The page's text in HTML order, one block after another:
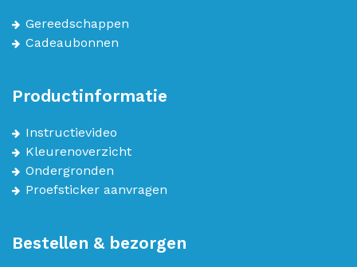
Gereedschappen
Cadeaubonnen
Productinformatie
Instructievideo
Kleurenoverzicht
Ondergronden
Proefsticker aanvragen
Bestellen & bezorgen